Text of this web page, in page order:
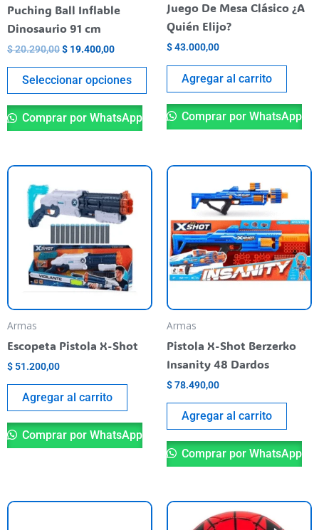
Puching Ball Inflable
Dinosaurio 91 cm
$20.290,00$ 19.400,00
Seleccionar opciones
producto
Comprar por WhatsApp
Juego De Mesa Clásico ¿A
Quién Elijo?
$43.000,00
Agregar al carrito
Comprar por WhatsApp
Armas
Escopeta Pistola X-Shot
$ 51.200,00
Agregar al carrito
Comprar por WhatsApp
Armas
Pistola X-Shot Berzerko
Insanity 48 Dardos
$78.490,00
Agregar al carrito
Comprar por WhatsApp